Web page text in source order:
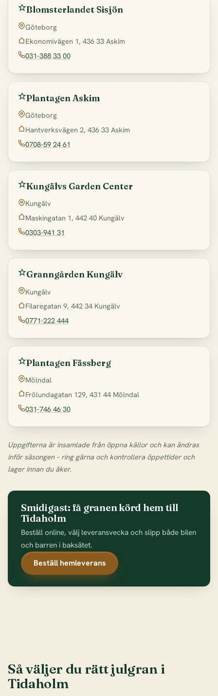
Blomsterlandet Sisjön
Göteborg
Ekonomivägen 1, 436 33 Askim
031-388 33 00
Plantagen Askim
Göteborg
Hantverksvägen 2, 436 33 Askim
0708-59 24 61
Kungälvs Garden Center
Kungälv
Maskingatan 1, 442 40 Kungälv
0303-941 31
Granngården Kungälv
Kungälv
Filaregatan 9, 442 34 Kungälv
0771-222 444
Plantagen Fässberg
Mölndal
Frölundagatan 129, 431 44 Mölndal
031-746 46 30
Uppgifterna är insamlade från öppna källor och kan ändras
inför säsongen – ring gärna och kontrollera öppettider och
lager innan du åker.
Smidigast: få granen körd hem till
Tidaholm
Beställ online, välj leveransvecka och slipp både bilen
och barren i baksätet.
Beställ hemleverans
Så väljer du rätt julgran i
Tidaholm